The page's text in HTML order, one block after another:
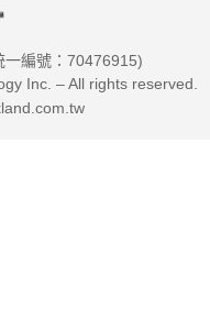
一編號：70476915)
Inc. – All rights reserved.